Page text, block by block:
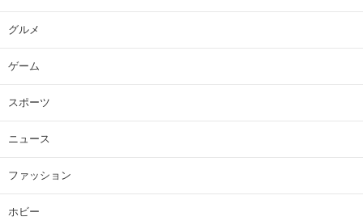
グルメ
ゲーム
スポーツ
ニュース
ファッション
ホビー